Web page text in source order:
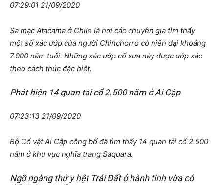
07:29:01 21/09/2020
Sa mạc Atacama ở Chile là nơi các chuyên gia tìm thấy
một số xác ướp của người Chinchorro có niên đại khoảng
7.000 năm tuổi. Những xác ướp cổ xưa này được ướp xác
theo cách thức đặc biệt.
Phát hiện 14 quan tài cổ 2.500 năm ở Ai Cập
07:23:13 21/09/2020
Bộ Cổ vật Ai Cập công bố đã tìm thấy 14 quan tài cổ 2.500
năm ở khu vực nghĩa trang Saqqara.
Ngỡ ngàng thứ y hệt Trái Đất ở hành tinh vừa có